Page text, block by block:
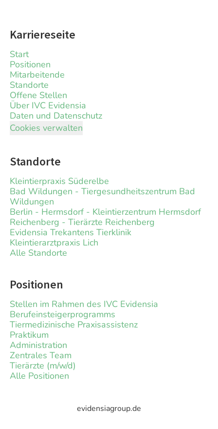
Karriereseite
Start
Positionen
Mitarbeitende
Standorte
Offene Stellen
Über IVC Evidensia
Daten und Datenschutz
Cookies verwalten
Standorte
Kleintierpraxis Süderelbe
Bad Wildungen - Tiergesundheitszentrum Bad
Wildungen
Berlin - Hermsdorf - Kleintierzentrum Hermsdorf
Reichenberg - Tierärzte Reichenberg
Evidensia Trekantens Tierklinik
Kleintierarztpraxis Lich
Alle Standorte
Positionen
Stellen im Rahmen des IVC Evidensia
Berufeinsteigerprogramms
Tiermedizinische Praxisassistenz
Praktikum
Administration
Zentrales Team
Tierärzte (m/w/d)
Alle Positionen
evidensiagroup.de